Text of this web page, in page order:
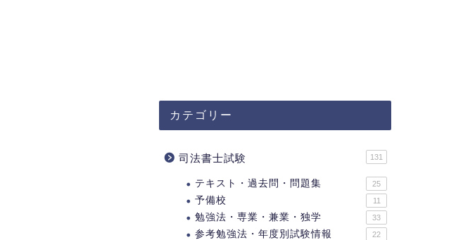
カテゴリー
司法書士試験 131
テキスト・過去問・問題集 25
予備校 11
勉強法・専業・兼業・独学 33
参考勉強法・年度別試験情報 22